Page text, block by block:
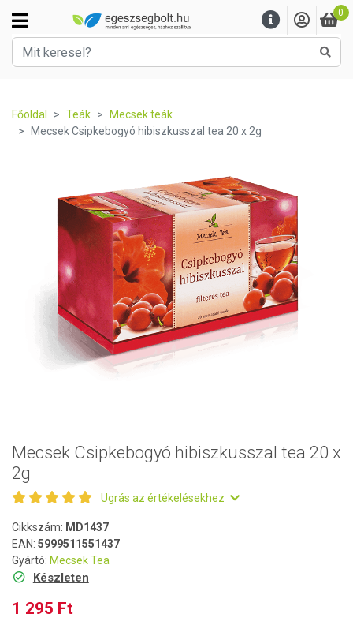
0
Főoldal Teák
Mecsek teák
Mecsek Csipkebogyó hibiszkusszal tea 20 x 2g
Mecsek Csipkebogyó hibiszkusszal tea 20 x
2g
Ugrás az értékelésekhez
Cikkszám: MD1437
EAN: 5999511551437
Gyártó: Mecsek Tea
Készleten
1 295 Ft